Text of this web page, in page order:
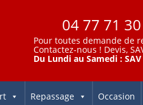
04 77 71
Pour toutes demande de
Contactez-nous ! Devis,
Du Lundi au Samedi :
Repassage Occasion